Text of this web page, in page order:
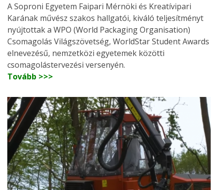
A Soproni Egyetem Faipari Mérnöki és Kreatívipari
Karának művész szakos hallgatói, kiváló teljesítményt
nyújtottak a WPO (World Packaging Organisation)
Csomagolás Világszövetség, WorldStar Student Awards
elnevezésű, nemzetközi egyetemek közötti
csomagolástervezési versenyén.
Tovább >>>